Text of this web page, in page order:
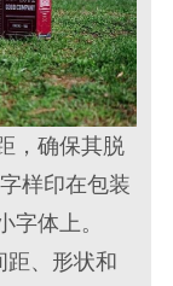
，确保其脱
样印在包装
字体上。
距、形状和